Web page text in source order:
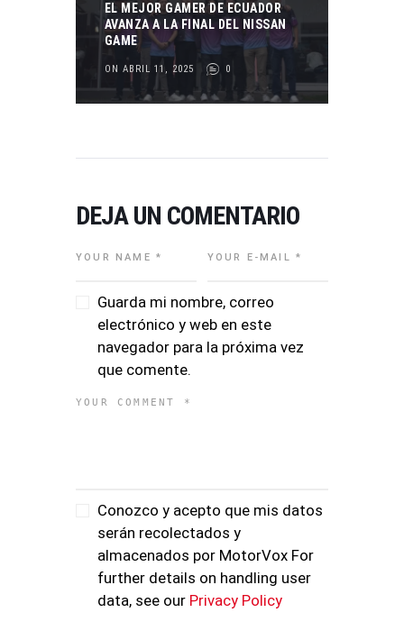
EL MEJOR GAMER DE ECUADOR
AVANZA A LA FINAL DEL NISSAN
GAME
ON ABRIL 11, 2025 0
DEJA UN COMENTARIO
Guarda mi nombre, correo
electrónico y web en este
navegador para la próxima vez
que comente.
Conozco y acepto que mis datos
serán recolectados y
almacenados por MotorVox For
further details on handling user
data, see our Privacy Policy